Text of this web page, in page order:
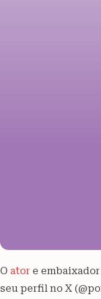
O ator e
seu perfil no X